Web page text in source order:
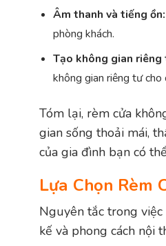
Âm thanh và tiếng ồn:
phòng khách.
Tạo không gian riêng
không gian riêng tư
Tóm lại, rèm cửa
gian sống thoải mái,
của gia đình bạn có
Lựa Chọn Rèm
Nguyên tắc trong
kế và phong cách nội